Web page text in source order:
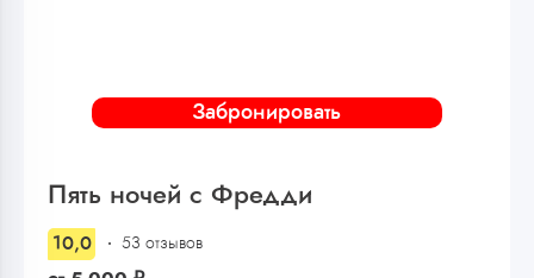
Забронировать
Пять ночей с Фредди
10,0 53 отзывов